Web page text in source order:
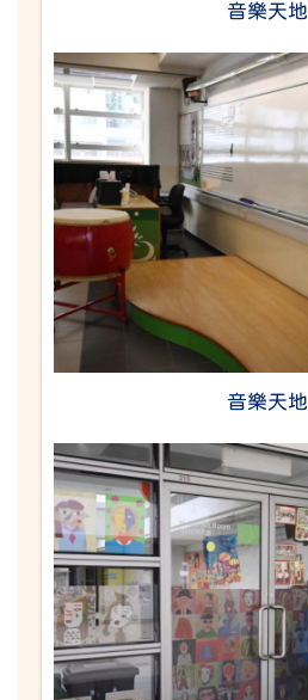
音樂天地
音樂天地